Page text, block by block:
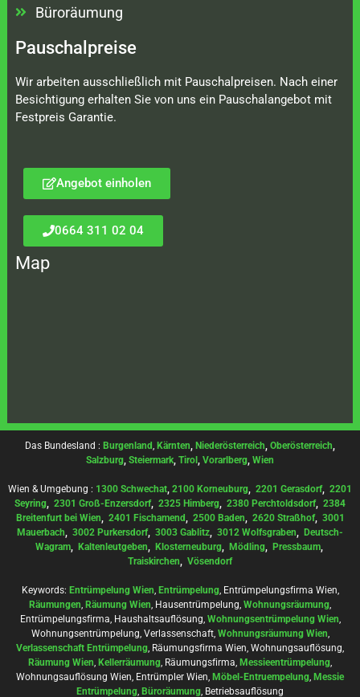
Büroräumung
Pauschalpreise
Wir arbeiten ausschließlich mit Pauschalpreisen. Nach einer
Besichtigung erhalten Sie von uns ein Pauschalangebot mit
Festpreis Garantie.
Angebot einholen
0664 311 02 04
Map
Das Bundesland : Burgenland, Kärnten, Niederösterreich, Oberösterreich,
Salzburg, Steiermark, Tirol , Vorarlberg, Wien
Wien & Umgebung : 1300 Schwechat, 2100 Korneuburg, 2201 Gerasdorf, 2201
Seyring, 2301 Groß-Enzersdorf, 2325 Himberg, 2380 Perchtoldsdorf, 2384
Breitenfurt bei Wien, 2401 Fischamend, 2500 Baden, 2620 Straßhof, 3001
Mauerbach, 3002 Purkersdorf, 3003 Gablitz, 3012 Wolfsgraben, Deutsch-
Wagram, Kaltenleutgeben, Klosterneuburg, Mödling, Pressbaum,
Traiskirchen, Vösendorf
Keywords: Entrümpelung Wien, Entrümpelung, Entrümpelungsfirma Wien,
Räumungen, Räumung Wien, Hausentrümpelung, Wohnungsräumung,
Entrümpelungsfirma, Haushaltsauflösung, Wohnungsentrümpelung Wien,
Wohnungsentrümpelung, Verlassenschaft, Wohnungsräumung Wien,
Verlassenschaft Entrümpelung, Räumungsfirma Wien, Wohnungsauflösung,
Räumung Wien, Kellerräumung, Räumungsfirma, Messieentrümpelung,
Wohnungsauflösung Wien, Entrümpler Wien, Möbel-Entruempelung, Messie
Entrümpelung, Büroräumung, Betriebsauflösung